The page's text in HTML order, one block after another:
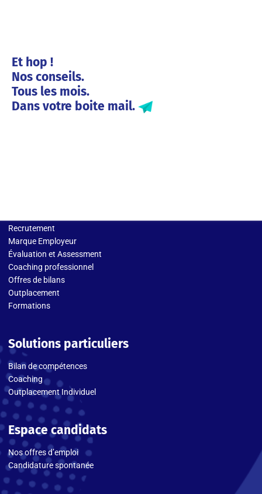
Et hop !
Nos conseils.
Tous les mois.
Dans votre boite mail.
Recrutement
Marque Employeur
Évaluation et Assessment
Coaching professionnel
Offres de bilans
Outplacement
Formations
Solutions particuliers
Bilan de compétences
Coaching
Outplacement Individuel
Espace candidats
Nos offres d’emploi
Candidature spontanée